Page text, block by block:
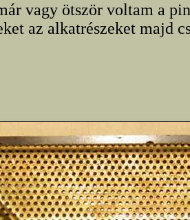
vagy ötször voltam a
az alkatrészeket majd